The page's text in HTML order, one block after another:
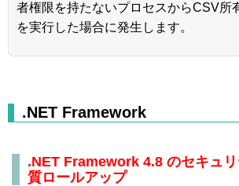
者権限を持たないプロセスからCSV所
を実行した場合に発生します。
.NET Framework
.NET Framework 4.8 のセキュ
質ロールアップ